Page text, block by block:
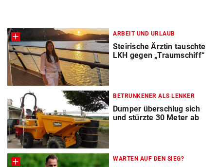
ARBEIT UND URLAUB
Steirische Ärztin tauschte
LKH gegen „Traumschiff“
BETRUNKENER ALS LENKER
Dumper überschlug sich
und stürzte 30 Meter ab
WARTEN AUF DEN SIEG?